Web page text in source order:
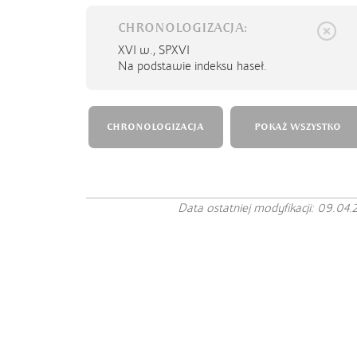
CHRONOLOGIZACJA:
XVI w., SPXVI
Na podstawie indeksu haseł.
CHRONOLOGIZACJA POKAŻ WSZYSTKO
Data ostatniej modyfikacji: